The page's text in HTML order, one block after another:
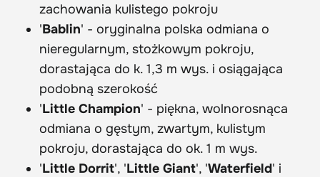
zachowania kulistego pokroju
'Bablin' - oryginalna polska odmiana o
nieregularnym, stożkowym pokroju,
dorastająca do k. 1,3 m wys. i osiągająca
podobną szerokość
'Little Champion' - piękna, wolnorosnąca
odmiana o gęstym, zwartym, kulistym
pokroju, dorastająca do ok. 1 m wys.
'Little Dorrit', 'Little Giant', 'Waterfield' i